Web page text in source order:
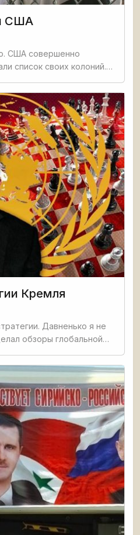
США
США совершенно
список своих колоний.
преданности и
за
Кремля
Давненько я не
обзоры глобальной
цветов, а гораздо